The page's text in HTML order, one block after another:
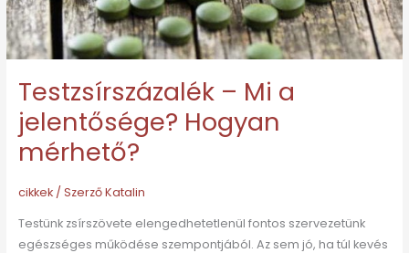
Testzsírszázalék – Mi a
jelentősége? Hogyan
mérhető?
cikkek/ SzerzőKatalin
Testünk zsírszövete elengedhetetlenül fontos szervezetünk
egészséges működése szempontjából. Az sem jó, ha túl kevés